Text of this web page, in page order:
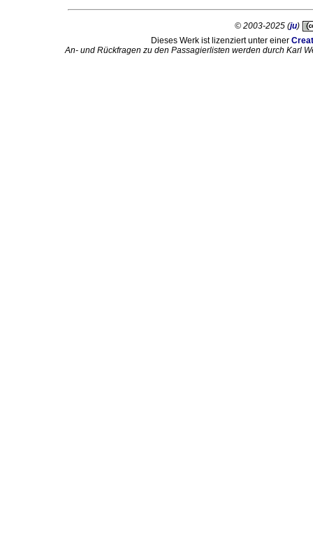
© 2003-2025 (ju)
Dieses Werk ist lizenziert unter einer
An- und Rückfragen zu den Passagierlisten werden durch Karl